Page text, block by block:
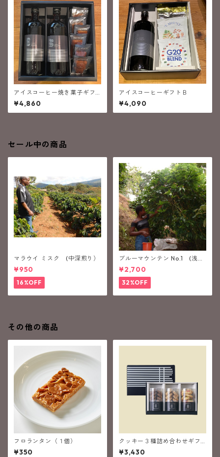
アイスコーヒー焼き菓子ギフ
ト
¥4,860
アイスコーヒーギフトＢ
¥4,090
セール中の商品
マラウイ ミスク (中深煎り）
¥950
16%OFF
ブルーマウンテン No.1 (浅煎
り）
¥2,700
32%OFF
その他の商品
フロランタン（１個）
¥350
クッキー３種詰め合わせギフ
ト
¥3,430